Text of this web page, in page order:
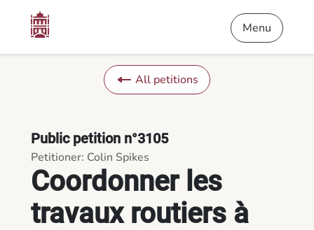
Coordonner les travaux routiers à Walferdange - Petitions
Menu
All petitions
Coordonner les
travaux routiers à
Public petition n°3105
Petitioner: Colin Spikes